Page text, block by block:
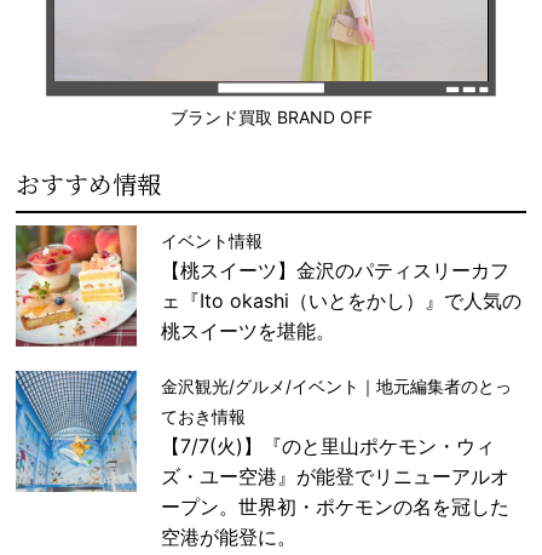
ブランド買取 BRAND OFF
おすすめ情報
イベント情報
【桃スイーツ】金沢のパティスリーカフ
ェ『Ito okashi（いとをかし）』で人気の
桃スイーツを堪能。
金沢観光/グルメ/イベント｜地元編集者のとっ
ておき情報
【7/7(火)】『のと里山ポケモン・ウィ
ズ・ユー空港』が能登でリニューアルオ
ープン。世界初・ポケモンの名を冠した
空港が能登に。